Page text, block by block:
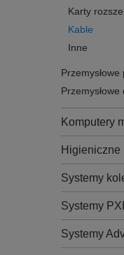
Karty
Kable
Inne
Przemysłowe
Komputery
Higieniczne
Systemy
Systemy
Systemy